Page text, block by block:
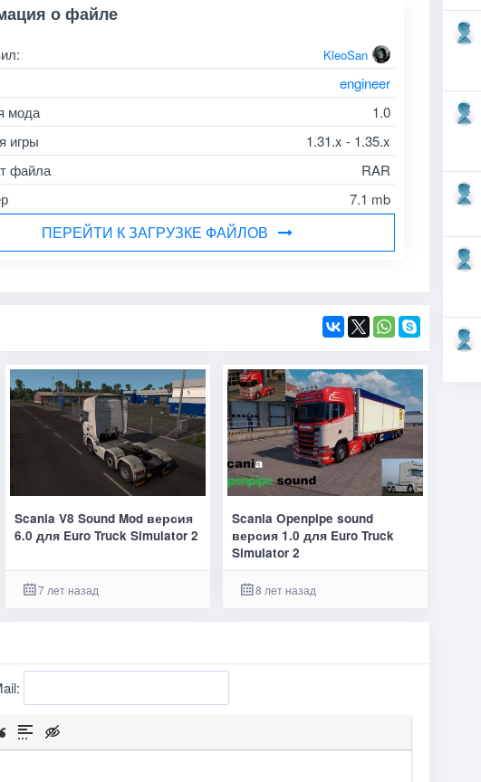
о файле
KleoSan
engineer
мода
1.0
игры
1.31.x - 1.35.x
файла
RAR
7.1 mb
ПЕРЕЙТИ К ЗАГРУЗКЕ ФАЙЛОВ
Scania V8 Sound Mod версия
6.0 для Euro Truck Simulator 2
7 лет назад
Scania Openpipe sound
версия 1.0 для Euro Truck
Simulator 2
8 лет назад